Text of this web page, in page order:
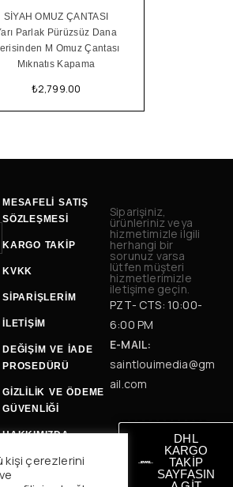
SİYAH OMUZ ÇANTASI
Parlak Pürüzsüz Dana
M Omuz Çantası
Mıknatıs Kapama
₺2,799.00
MESAFELİ SATIŞ
SÖZLEŞMESİ
KARGO TAKİP
KVKK
SİPARİŞLERİM
İLETIŞIM
DEĞIŞIM VE İADE
PROSEDÜRÜ
GİZLİLİK VE ÖDEME
GÜVENLİĞİ
HAKKIMIZDA
TESLİMAT BİLGİSİ
Siparişiniz,
ürünleriniz veya
hizmetimizle ilgili
herhangi bir
sorunuz varsa
lütfen müşteri
hizmetlerimizle
iletişime geçin.
PZT- CTS: 10:00-
6:00 PM
E-MAIL:
saintlouimedia@gm
ail.com
DHL
KARGO
TAKİP
SAYFASIN
kişi çerezlerini